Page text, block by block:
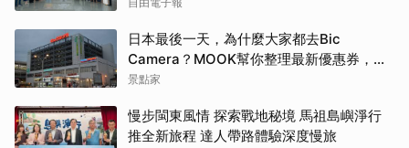
日本最後一天，為什麼大家都去Bic
Camera？MOOK幫你整理最新優惠券，行
前趕快存手機，結帳直接用，最高省10%
景點家
慢步閩東風情 探索戰地秘境 馬祖島嶼淨行
推全新旅程 達人帶路體驗深度慢旅